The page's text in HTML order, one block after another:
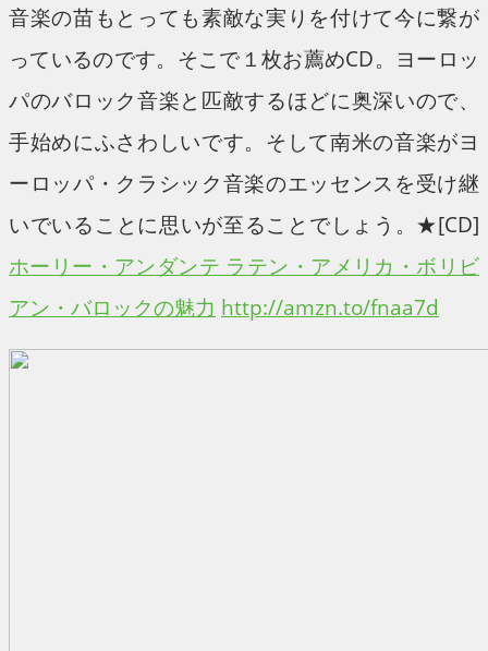
音楽の苗もとっても素敵な実りを付けて今に繋が
っているのです。そこで１枚お薦めCD。ヨーロッ
パのバロック音楽と匹敵するほどに奥深いので、
手始めにふさわしいです。そして南米の音楽がヨ
ーロッパ・クラシック音楽のエッセンスを受け継
いでいることに思いが至ることでしょう。★[CD]
ホーリー・アンダンテ ラテン・アメリカ・ボリビ
アン・バロックの魅力 http://amzn.to/fnaa7d